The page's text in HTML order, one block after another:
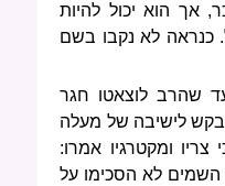
אך הוא יכול להיות
כנראה לא נקבו בשם
229, נאמר: "עד שהרב לוצאטו חגר
לישיבה של מעלה
ומקטרגיו אמרו:
השמים לא הסכימו על